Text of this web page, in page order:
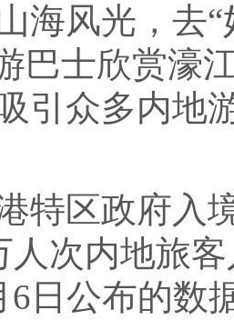
海风光，去
巴士欣赏
引众多内地
区政府入境
人次内地旅
6日公布的数